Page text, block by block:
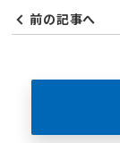
前の記事へ